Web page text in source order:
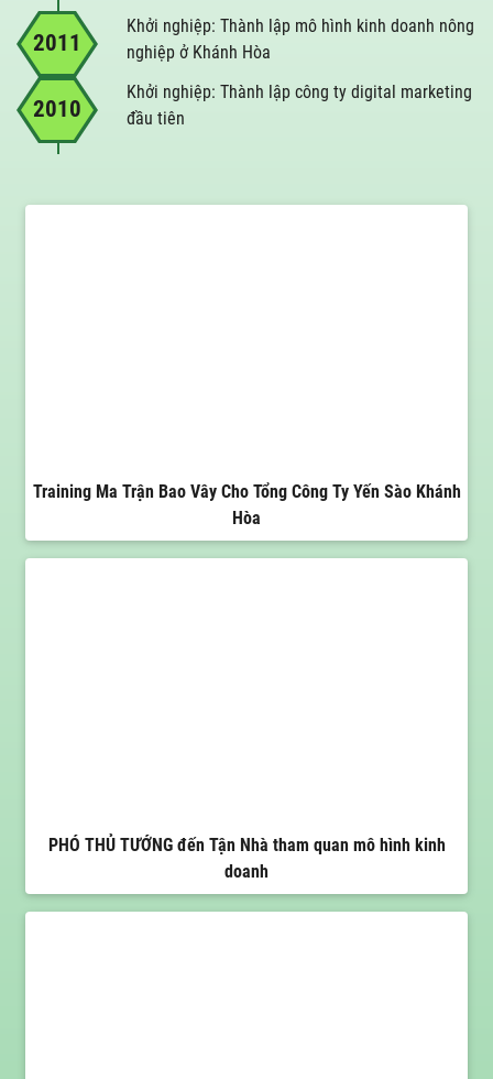
2011
Khởi nghiệp: Thành lập mô hình kinh doanh nông
nghiệp ở Khánh Hòa
2010
Khởi nghiệp: Thành lập công ty digital marketing
đầu tiên
Training Ma Trận Bao Vây Cho Tổng Công Ty Yến Sào Khánh
Hòa
PHÓ THỦ TƯỚNG đến Tận Nhà tham quan mô hình kinh
doanh